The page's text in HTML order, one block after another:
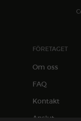
FÖRETAGET
Om oss
FAQ
Kontakt
Anslut